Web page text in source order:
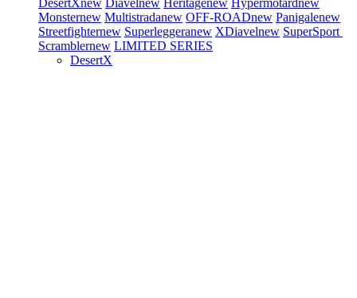
DesertXnew Diavelnew Heritagenew Hypermotardnew
Monsternew Multistradanew OFF-ROADnew Panigalenew
Streetfighternew Superleggeranew XDiavelnew SuperSport
Scramblernew LIMITED SERIES
DesertX